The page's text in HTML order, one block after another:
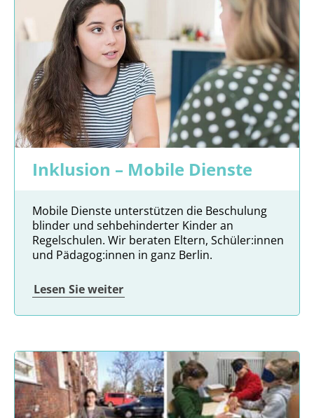
Inklusion – Mobile Dienste
Mobile Dienste unterstützen die Beschulung
blinder und sehbehinderter Kinder an
Regelschulen. Wir beraten Eltern, Schüler:innen
und Pädagog:innen in ganz Berlin.
Lesen Sie weiter